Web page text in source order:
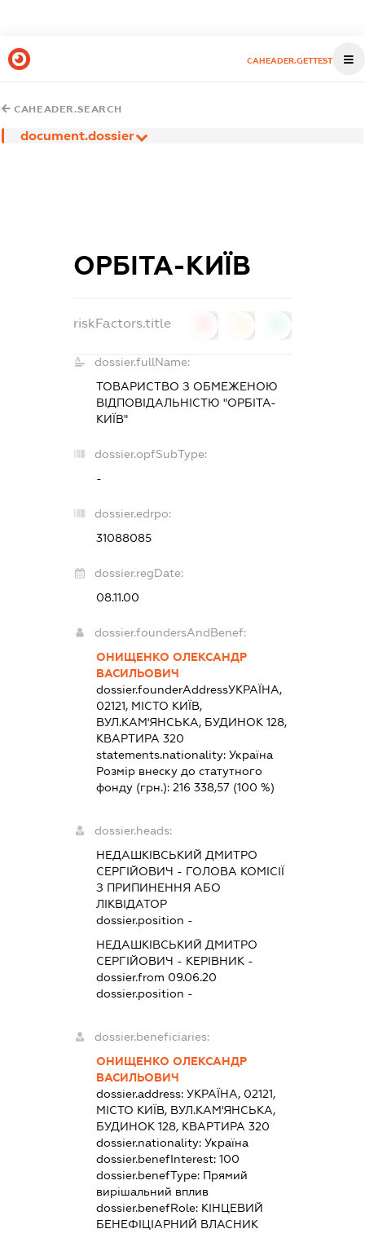
CAHEADER.GETTEST
CAHEADER.SEARCH
document.dossier
ОРБІТА-КИЇВ
riskFactors.title
dossier.fullName:
ТОВАРИСТВО З ОБМЕЖЕНОЮ
ВІДПОВІДАЛЬНІСТЮ "ОРБІТА-
КИЇВ"
dossier.opfSubType:
-
dossier.edrpo:
31088085
dossier.regDate:
08.11.00
dossier.foundersAndBenef:
ОНИЩЕНКО ОЛЕКСАНДР
ВАСИЛЬОВИЧ
dossier.founderAddressУКРАЇНА,
02121, МІСТО КИЇВ,
ВУЛ.КАМ'ЯНСЬКА, БУДИНОК 128,
КВАРТИРА 320
statements.nationality:Україна
Розмір внеску до статутного
фонду (грн.):216 338,57 (100 %)
dossier.heads:
НЕДАШКІВСЬКИЙ ДМИТРО
СЕРГІЙОВИЧ - ГОЛОВА КОМІСІЇ
З ПРИПИНЕННЯ АБО
ЛІКВІДАТОР
dossier.position -
НЕДАШКІВСЬКИЙ ДМИТРО
СЕРГІЙОВИЧ - КЕРІВНИК -
dossier.from 09.06.20
dossier.position -
dossier.beneficiaries:
ОНИЩЕНКО ОЛЕКСАНДР
ВАСИЛЬОВИЧ
dossier.address:УКРАЇНА, 02121,
МІСТО КИЇВ, ВУЛ.КАМ'ЯНСЬКА,
БУДИНОК 128, КВАРТИРА 320
dossier.nationality:Україна
dossier.benefInterest:100
dossier.benefType: Прямий
вирішальний вплив
dossier.benefRole: КІНЦЕВИЙ
БЕНЕФІЦІАРНИЙ ВЛАСНИК